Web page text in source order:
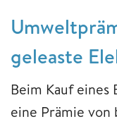
geleaste
Beim Kauf eines
eine Prämie